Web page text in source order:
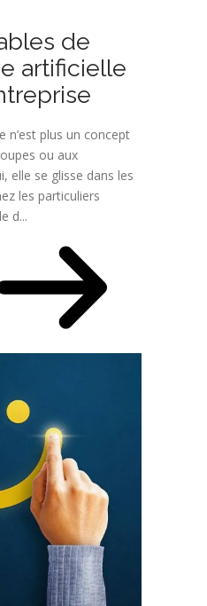
de
artificielle
n’est plus un concept
ou aux
elle se glisse dans les
les particuliers
d...